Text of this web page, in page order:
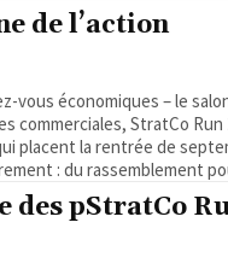
de l’action
vous économiques – le
commerciales, StratCo Run
placent la rentrée de
: du rassemblement
des pStratCo